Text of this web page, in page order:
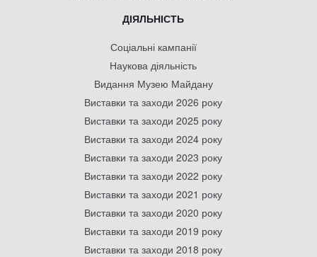
ДІЯЛЬНІСТЬ
Соціальні кампанії
Наукова діяльність
Видання Музею Майдану
Виставки та заходи 2026 року
Виставки та заходи 2025 року
Виставки та заходи 2024 року
Виставки та заходи 2023 року
Виставки та заходи 2022 року
Виставки та заходи 2021 року
Виставки та заходи 2020 року
Виставки та заходи 2019 року
Виставки та заходи 2018 року